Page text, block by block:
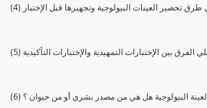
طرق تحضير العينات البيولوجية وتجهيزها قبل الإختبار
الفرق بين الإختبارات التمهيدية والإختبارات التأكيدية
العينة البيولوجية هل هي من مصدر بشري أو من حيوان ؟